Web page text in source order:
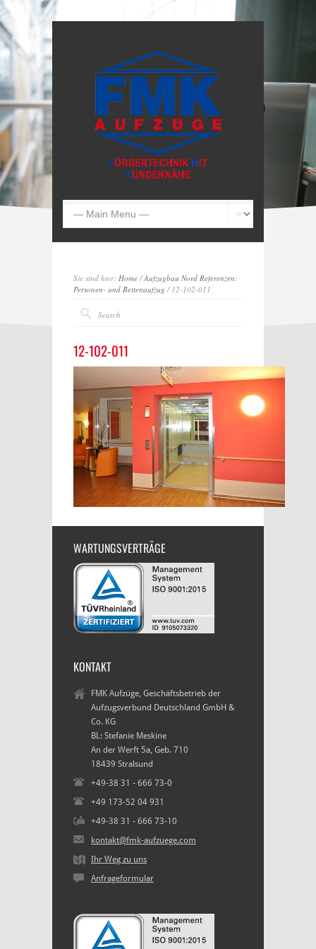
Sie sind hier: Home/Aufzugbau Nord Referenzen:
Personen- und Bettenaufzug / 12-102-011
12-102-011
WARTUNGSVERTRÄGE
KONTAKT
FMK Aufzüge, Geschäftsbetrieb der
Aufzugsverbund Deutschland GmbH &
Co. KG
BL: Stefanie Meskine
An der Werft 5a, Geb. 710
18439 Stralsund
+49-38 31 - 666 73-0
+49 173-52 04 931
+49-38 31 - 666 73-10
kontakt@fmk-aufzuege.com
Ihr Weg zu uns
Anfrageformular